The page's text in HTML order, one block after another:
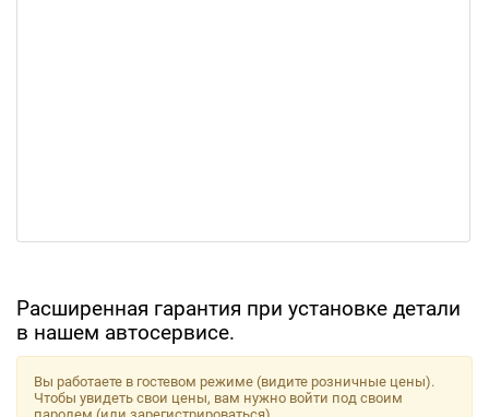
Расширенная гарантия при установке детали
в нашем автосервисе.
Вы работаете в гостевом режиме (видите розничные цены).
Чтобы увидеть свои цены, вам нужно войти под своим